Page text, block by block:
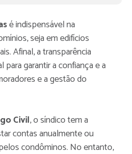
é indispensável na
seja em edifícios
Afinal, a transparência
para garantir a confiança e a
e a gestão do
Civil, o síndico tem a
contas anualmente ou
condôminos. No entanto,